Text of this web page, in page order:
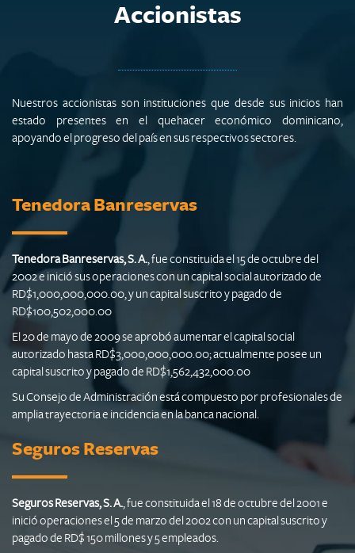
Accionistas
Nuestros accionistas son instituciones que desde sus inicios han
estado presentes en el quehacer económico dominicano,
apoyando el progreso del país en sus respectivos sectores.
Tenedora Banreservas
Tenedora Banreservas, S. A., fue constituida el 15 de octubre del
2002 e inició sus operaciones con un capital social autorizado de
RD$1,000,000,000.00, y un capital suscrito y pagado de
RD$100,502,000.00
El 20 de mayo de 2009 se aprobó aumentar el capital social
autorizado hasta RD$3,000,000,000.00; actualmente posee un
capital suscrito y pagado de RD$1,562,432,000.00
Su Consejo de Administración está compuesto por profesionales de
amplia trayectoria e incidencia en la banca nacional.
Seguros Reservas
Seguros Reservas, S. A., fue constituida el 18 de octubre del 2001 e
inició operaciones el 5 de marzo del 2002 con un capital suscrito y
pagado de RD$ 150 millones y 5 empleados.